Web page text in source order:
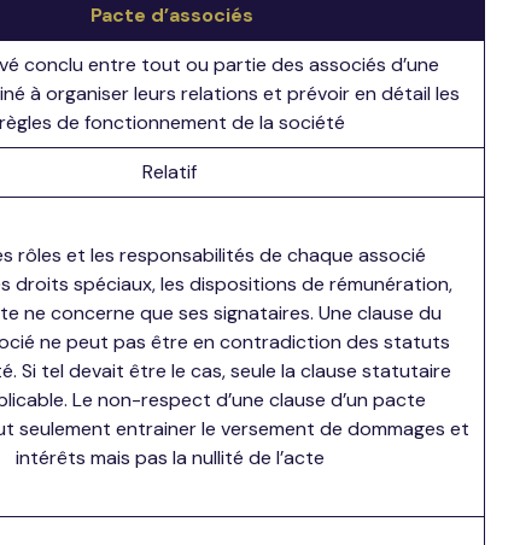
Pacte d’associés
conclu entre tout ou partie des associés d’une
à organiser leurs relations et prévoir en détail les
règles de fonctionnement de la société
Relatif
rôles et les responsabilités de chaque associé
droits spéciaux, les dispositions de rémunération,
ne concerne que ses signataires. Une clause du
ne peut pas être en contradiction des statuts
Si tel devait être le cas, seule la clause statutaire
Le non-respect d’une clause d’un pacte
seulement entrainer le versement de dommages et
intérêts mais pas la nullité de l’acte